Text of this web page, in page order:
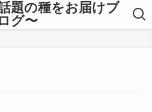
題の種をお届けブ
ログ〜